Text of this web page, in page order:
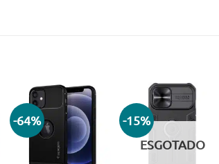
-64%
Adicionar
aos meus
desejos
-15%
Adicionar
desejos
ESGOTADO